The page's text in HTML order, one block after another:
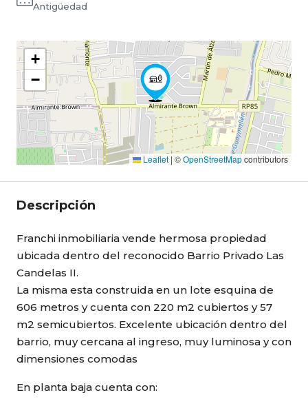
Antigüedad
+
−
Leaflet | ©OpenStreetMapcontributors
Descripción
Franchi inmobiliaria vende hermosa propiedad
ubicada dentro del reconocido Barrio Privado Las
Candelas II.
La misma esta construida en un lote esquina de
606 metros y cuenta con 220 m2 cubiertos y 57
m2 semicubiertos. Excelente ubicación dentro del
barrio, muy cercana al ingreso, muy luminosa y con
dimensiones comodas
En planta baja cuenta con: